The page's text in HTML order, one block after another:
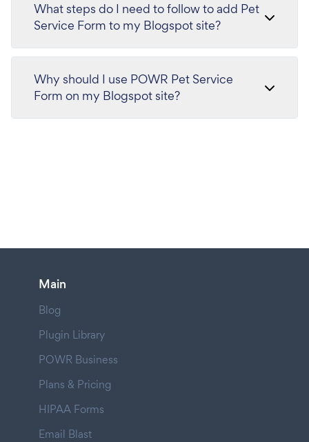
What steps do I need to follow to add Pet
Service Form to my Blogspot site?
Why should I use POWR Pet Service
Form on my Blogspot site?
Main
Blog
Plugin Library
POWR Business
Plans & Pricing
HIPAA Forms
Email Blast